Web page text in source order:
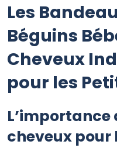
Les
Béguins
Cheveux
pour les
L’importance
cheveux pour